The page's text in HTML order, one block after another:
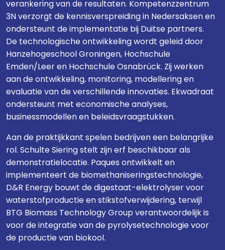
verankering van de resultaten. Kompetenzzentrum
3N verzorgt de kennisverspreiding in Nedersaksen en
ondersteunt de implementatie bij Duitse partners.
De technologische ontwikkeling wordt geleid door
Hanzehogeschool Groningen, Hochschule
Emden/Leer en Hochschule Osnabrück. Zij werken
aan de ontwikkeling, monitoring, modellering en
evaluatie van de verschillende innovaties. Ekwadraat
ondersteunt met economische analyses,
businessmodellen en beleidsvraagstukken.
Aan de praktijkkant spelen bedrijven een belangrijke
rol. Schulte Siering stelt zijn erf beschikbaar als
demonstratielocatie. Paques ontwikkelt en
implementeert de biomethaniseringstechnologie,
D&R Energy bouwt de digestaat-elektrolyser voor
waterstofproductie en stikstofverwijdering, terwijl
BTG Biomass Technology Group verantwoordelijk is
voor de integratie van de pyrolysetechnologie voor
de productie van biokool.